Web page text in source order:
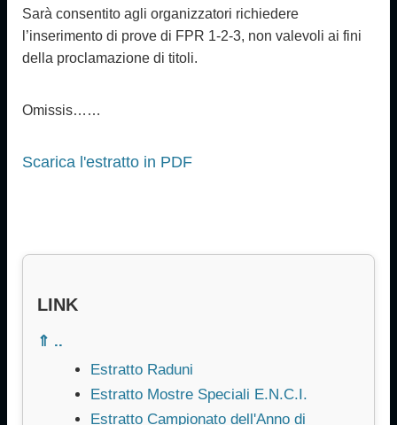
Sarà consentito agli organizzatori richiedere
l’inserimento di prove di FPR 1-2-3, non valevoli ai fini
della proclamazione di titoli.
Omissis……
Scarica l'estratto in PDF
LINK
⇑ ..
Estratto Raduni
Estratto Mostre Speciali E.N.C.I.
Estratto Campionato dell'Anno di